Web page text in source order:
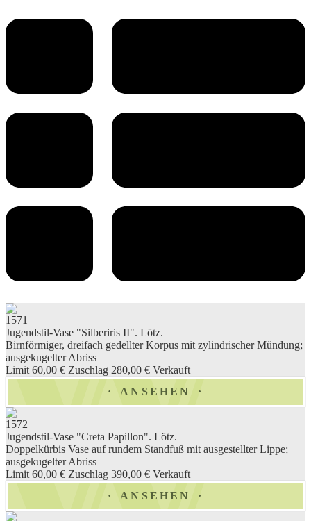
1571
Jugendstil-Vase "Silberiris II". Lötz.
Birnförmiger, dreifach gedellter Korpus mit zylindrischer Mündung;
ausgekugelter Abriss
Limit 60,00 € Zuschlag 280,00 € Verkauft
ANSEHEN
1572
Jugendstil-Vase "Creta Papillon". Lötz.
Doppelkürbis Vase auf rundem Standfuß mit ausgestellter Lippe;
ausgekugelter Abriss
Limit 60,00 € Zuschlag 390,00 € Verkauft
ANSEHEN